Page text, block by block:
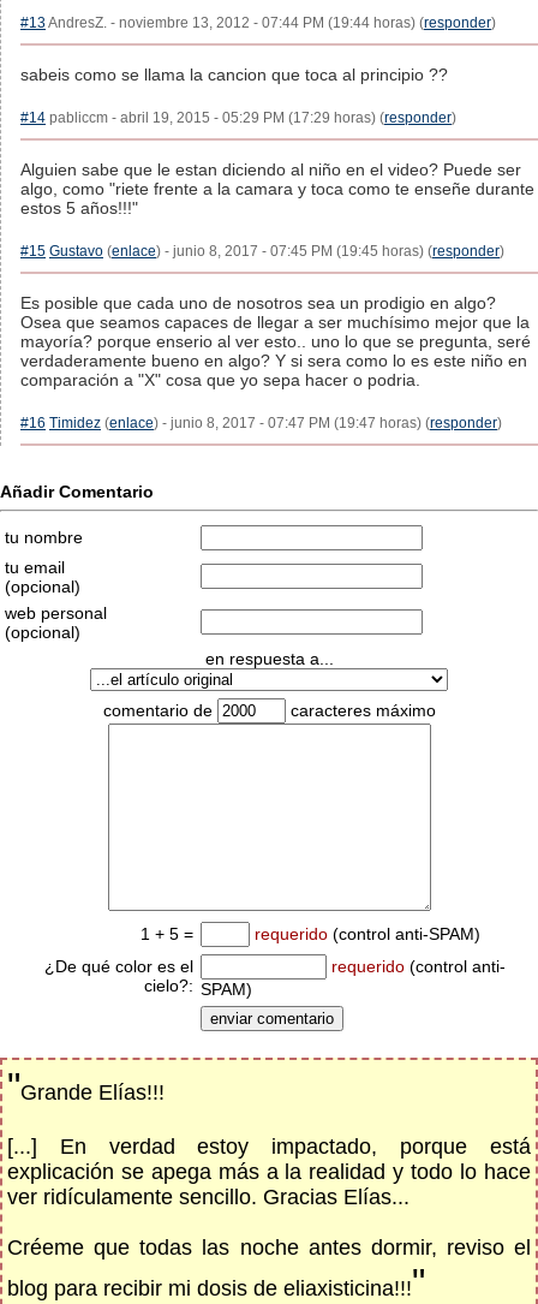
#13AndresZ. - noviembre 13, 2012 - 07:44 PM (19:44 horas) (responder)
sabeis como se llama la cancion que toca al principio ??
#14 pabliccm - abril 19, 2015 - 05:29 PM (17:29 horas) (responder)
Alguien sabe que le estan diciendo al niño en el video? Puede ser
algo, como "riete frente a la camara y toca como te enseñe durante
estos 5 años!!!"
#15 Gustavo (enlace) - junio 8, 2017 - 07:45 PM (19:45 horas) (responder)
Es posible que cada uno de nosotros sea un prodigio en algo?
Osea que seamos capaces de llegar a ser muchísimo mejor que la
mayoría? porque enserio al ver esto.. uno lo que se pregunta, seré
verdaderamente bueno en algo? Y si sera como lo es este niño en
comparación a "X" cosa que yo sepa hacer o podria.
#16 Timidez (enlace) - junio 8, 2017 - 07:47 PM (19:47 horas) (responder)
Añadir Comentario
tu nombre
tu email
(opcional)
web personal
(opcional)
en respuesta a...
comentario de caracteres máximo
1 + 5 = requerido (control anti-SPAM)
¿De qué color es el
cielo?:
requerido (control anti-
SPAM)
"Grande Elías!!!
[...] En verdad estoy impactado, porque está
explicación se apega más a la realidad y todo lo hace
ver ridículamente sencillo. Gracias Elías...
Créeme que todas las noche antes dormir, reviso el
blog para recibir mi dosis de eliaxisticina!!!"